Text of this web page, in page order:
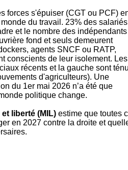
forces s'épuiser (CGT ou PCF)
du travail. 23% des
et le nombre des indépendants
fond et seuls demeurent
agents SNCF ou RATP,
conscients de leur isolement.
récents et la gauche sont
d'agriculteurs). Une
du 1er mai 2026 n’a été que
politique change.
liberté (MIL) estime que toutes
en 2027 contre la droite et